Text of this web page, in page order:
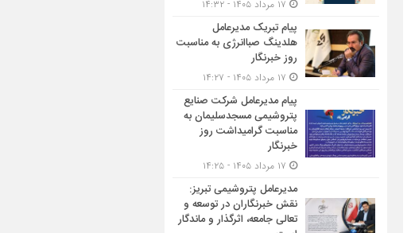
پیام تبریک مدیرعامل
هلدینگ صباانرژی به مناسبت
روز خبرنگار
پیام مدیرعامل شركت صنایع
پتروشیمی مسجدسلیمان به
مناسبت گرامیداشت روز
خبرنگار
مدیرعامل پتروشیمی تبریز:
نقش خبرنگاران در توسعه و
تعالی جامعه، اثرگذار و ماندگار